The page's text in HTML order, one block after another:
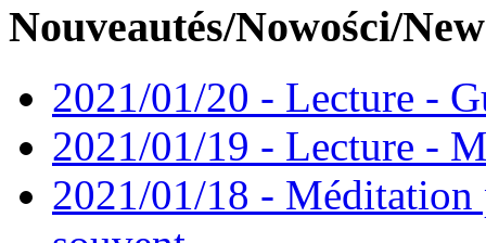
Nouveautés/Nowości/
2021/01/20 - Lecture -
2021/01/19 - Lecture -
2021/01/18 - Méditation